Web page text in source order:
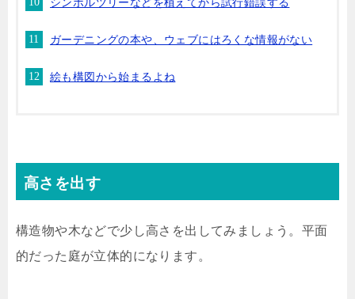
ガーデニングの本や、ウェブにはろくな情報がない
絵も構図から始まるよね
高さを出す
構造物や木などで少し高さを出してみましょう。平面
的だった庭が立体的になります。